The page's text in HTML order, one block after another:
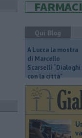
Qui Blog
A Lucca la mostra
di Marcello
Scarselli “Dialoghi
con la città"